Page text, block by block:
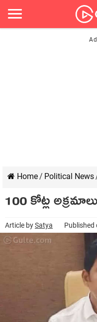
Home/ Political News
100 కోట్ల
Article bySatya Published